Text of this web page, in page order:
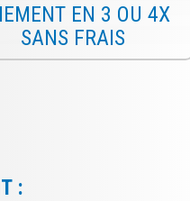
EN 3 OU 4X
SANS FRAIS
: